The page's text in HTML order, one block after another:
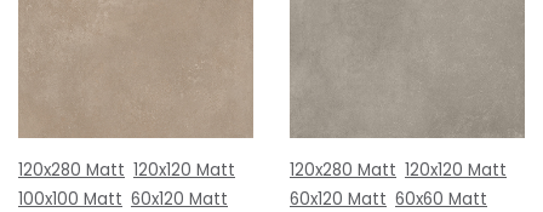
120x280 Matt 120x120 Matt
100x100 Matt 60x120 Matt
120x280 Matt 120x120 Matt
60x120 Matt 60x60 Matt